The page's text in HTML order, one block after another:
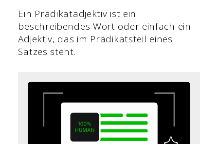
Ein Prädikatadjektiv ist ein
beschreibendes Wort oder einfach ein
Adjektiv, das im Prädikatsteil eines
Satzes steht.